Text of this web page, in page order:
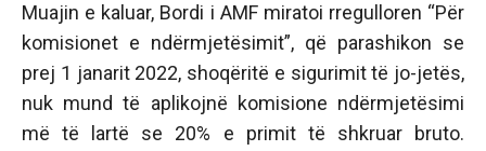
Muajin e kaluar, Bordi i AMF miratoi rregulloren “Për
komisionet e ndërmjetësimit”, që parashikon se
prej 1 janarit 2022, shoqëritë e sigurimit të jo-jetës,
nuk mund të aplikojnë komisione ndërmjetësimi
më të lartë se 20% e primit të shkruar bruto.